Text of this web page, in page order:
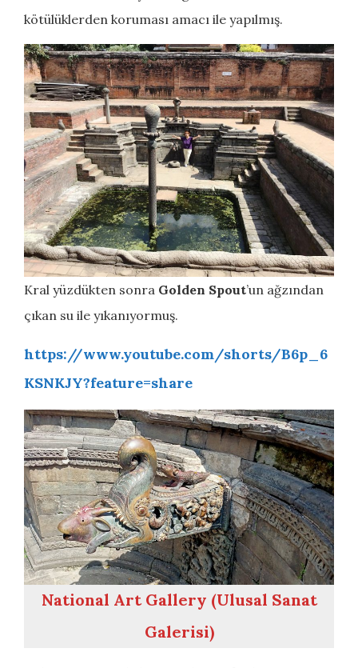
kötülüklerden koruması amacı ile yapılmış.
Kral yüzdükten sonra Golden Spout’un ağzından
çıkan su ile yıkanıyormuş.
https://www.youtube.com/shorts/B6p_6
KSNKJY?feature=share
National Art Gallery (Ulusal Sanat
Galerisi)